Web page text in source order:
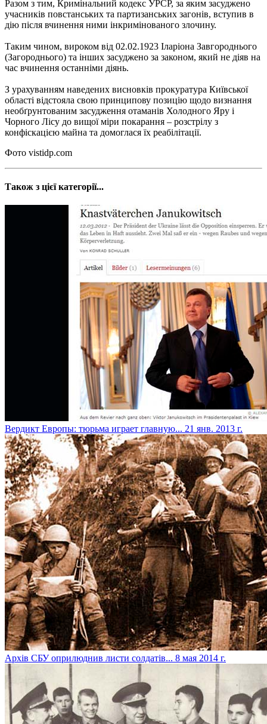
Разом з тим, Кримінальний кодекс УРСР, за яким засуджено
учасників повстанських та партизанських загонів, вступив в
дію після вчинення ними інкримінованого злочину.
Таким чином, вироком від 02.02.1923 Іларіона Завгороднього
(Загороднього) та інших засуджено за законом, який не діяв на
час вчинення останніми діянь.
З урахуванням наведених висновків прокуратура Київської
області відстояла свою принципову позицію щодо визнання
необґрунтованим засудження отаманів Холодного Яру і
Чорного Лісу до вищої міри покарання – розстрілу з
конфіскацією майна та домоглася їх реабілітації.
Фото vistidp.com
Також з цієї категорії...
Вердикт Европы: тюрьма играет главную... 21 янв. 2013 г.
Архів СБУ оприлюднив листи солдатів... 8 мая 2014 г.